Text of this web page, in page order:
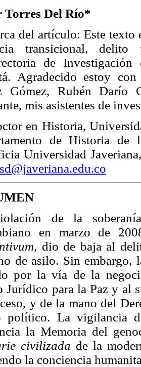
Torres Del Río*
del artículo: Este texto
transicional,
de
Agradecido estoy
Gómez, Rubén Darío
mis asistentes de
en Historia,
de Historia de
Universidad
de la
en marzo de
, dio de baja al
de asilo. Sin
por la vía de la
Jurídico para la Paz y al
y de la mano del
político. La vigilancia
la Memoria del
civilizada de la
la conciencia